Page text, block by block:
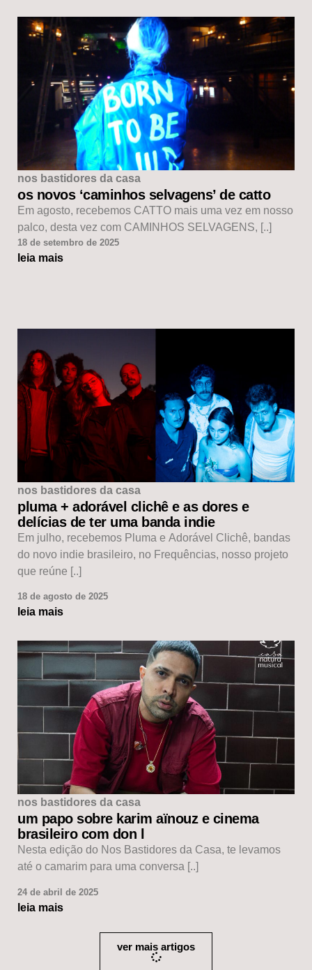
nos bastidores da casa
os novos ‘caminhos selvagens’ de catto
Em agosto, recebemos CATTO mais uma vez em nosso
palco, desta vez com CAMINHOS SELVAGENS, [..]
18 de setembro de 2025
leia mais
nos bastidores da casa
pluma + adorável clichê e as dores e
delícias de ter uma banda indie
Em julho, recebemos Pluma e Adorável Clichê, bandas
do novo indie brasileiro, no Frequências, nosso projeto
que reúne [..]
18 de agosto de 2025
leia mais
nos bastidores da casa
um papo sobre karim aïnouz e cinema
brasileiro com don l
Nesta edição do Nos Bastidores da Casa, te levamos
até o camarim para uma conversa [..]
24 de abril de 2025
leia mais
ver mais artigos